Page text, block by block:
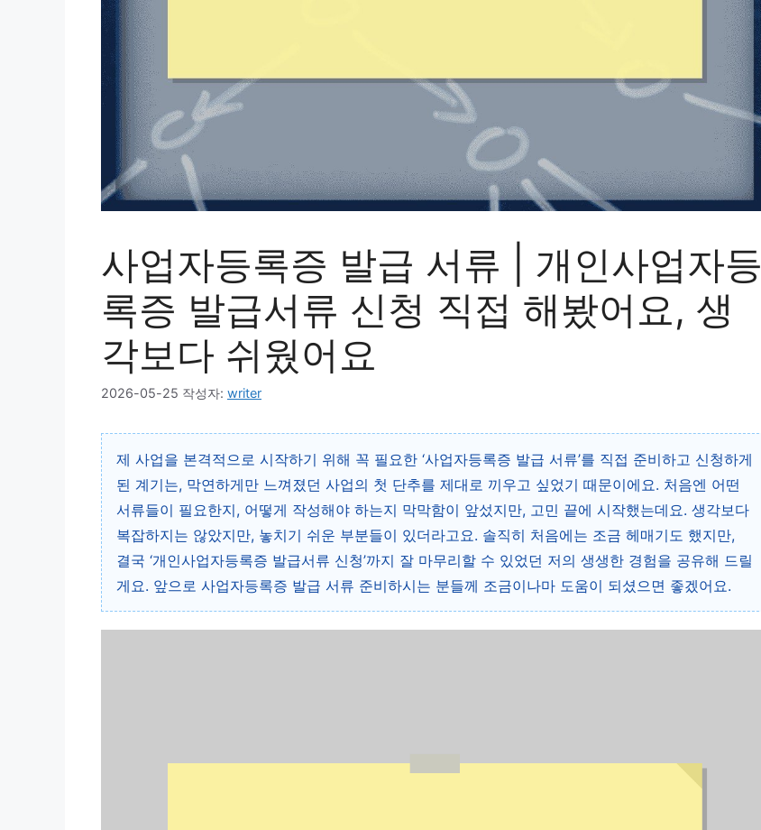
사업자등록증 발급 서류 | 개인사업자등
록증 발급서류 신청 직접 해봤어요, 생
각보다 쉬웠어요
2026-05-25 작성자: writer
제 사업을 본격적으로 시작하기 위해 꼭 필요한 ‘사업자등록증 발급 서류’를 직접 준비하고 신청하게
된 계기는, 막연하게만 느껴졌던 사업의 첫 단추를 제대로 끼우고 싶었기 때문이에요. 처음엔 어떤
서류들이 필요한지, 어떻게 작성해야 하는지 막막함이 앞섰지만, 고민 끝에 시작했는데요. 생각보다
복잡하지는 않았지만, 놓치기 쉬운 부분들이 있더라고요. 솔직히 처음에는 조금 헤매기도 했지만,
결국 ‘개인사업자등록증 발급서류 신청’까지 잘 마무리할 수 있었던 저의 생생한 경험을 공유해 드릴
게요. 앞으로 사업자등록증 발급 서류 준비하시는 분들께 조금이나마 도움이 되셨으면 좋겠어요.